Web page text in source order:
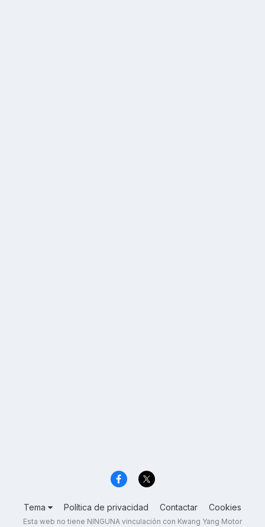
Tema Política de privacidad Contactar Cookies
Esta web no tiene NINGUNA vinculación con Kwang Yang Motor